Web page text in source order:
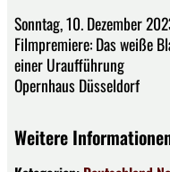
Sonntag, 10. Dezember
Filmpremiere: Das weiße
einer Uraufführung
Opernhaus Düsseldorf
Weitere